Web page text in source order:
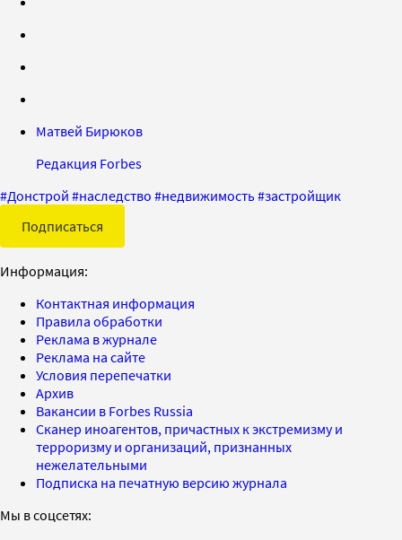
Матвей Бирюков
Редакция Forbes
#Донстрой #наследство #недвижимость#застройщик
Подписаться
Информация:
Контактная информация
Правила обработки
Реклама в журнале
Реклама на сайте
Условия перепечатки
Архив
Вакансии в Forbes Russia
Сканер иноагентов, причастных к экстремизму и
терроризму и организаций, признанных
нежелательными
Подписка на печатную версию журнала
Мы в соцсетях: